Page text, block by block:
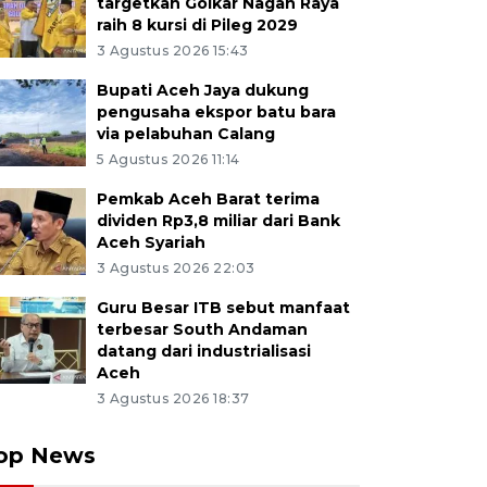
raih 8 kursi di Pileg 2029
3 Agustus 2026 15:43
Bupati Aceh Jaya dukung
pengusaha ekspor batu bara
via pelabuhan Calang
5 Agustus 2026 11:14
Pemkab Aceh Barat terima
dividen Rp3,8 miliar dari Bank
Aceh Syariah
3 Agustus 2026 22:03
Guru Besar ITB sebut manfaat
terbesar South Andaman
datang dari industrialisasi
Aceh
3 Agustus 2026 18:37
News